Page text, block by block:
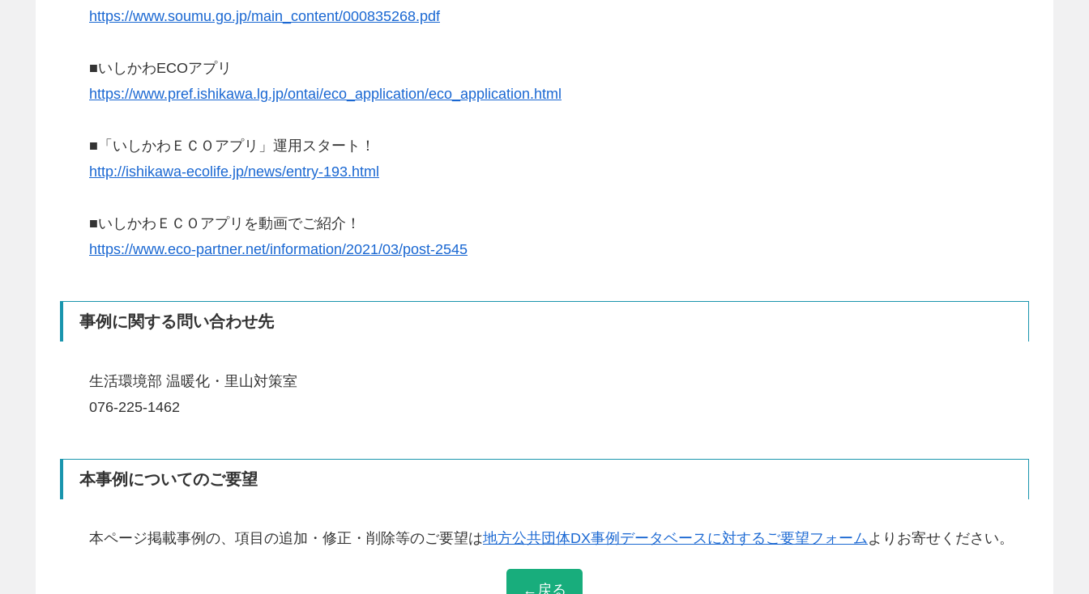
←戻る
https://www.soumu.go.jp/main_content/000835268.pdf
■いしかわECOアプリ
https://www.pref.ishikawa.lg.jp/ontai/eco_application/eco_application.html
■「いしかわＥＣＯアプリ」運用スタート！
http://ishikawa-ecolife.jp/news/entry-193.html
■いしかわＥＣＯアプリを動画でご紹介！
https://www.eco-partner.net/information/2021/03/post-2545
事例に関する問い合わせ先
生活環境部 温暖化・里山対策室
076-225-1462
本事例についてのご要望
本ページ掲載事例の、項目の追加・修正・削除等のご要望は地方公共団体DX事例データベースに対するご要望フォーム よりお寄せください。